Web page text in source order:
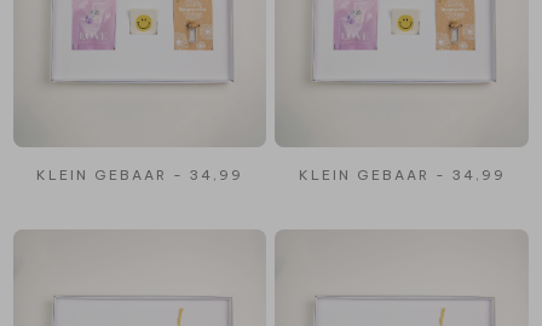
KLEIN GEBAAR - 34,99 KLEIN GEBAAR - 34,99